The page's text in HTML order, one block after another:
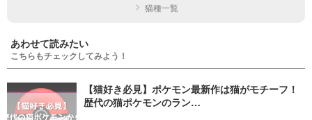
猫種一覧
あわせて読みたい
こちらもチェックしてみよう！
【猫好き必見】ポケモン最新作は猫がモチーフ！
歴代の猫ポケモンのラン…